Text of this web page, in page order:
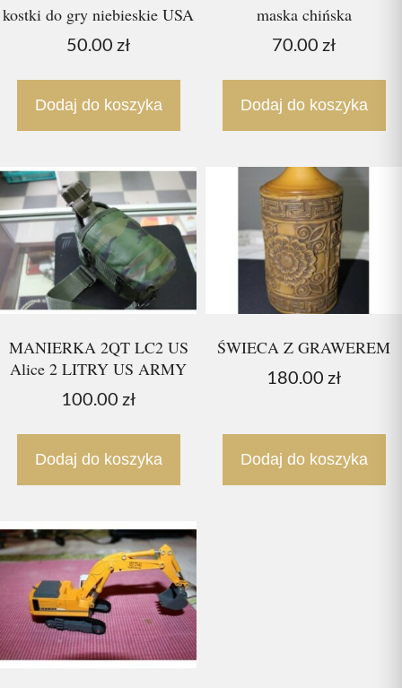
kostki do gry niebieskie USA
50.00 zł
Dodaj do koszyka
maska chińska
70.00 zł
Dodaj do koszyka
MANIERKA 2QT LC2 US
Alice 2 LITRY US ARMY
100.00 zł
Dodaj do koszyka
ŚWIECA Z GRAWEREM
180.00 zł
Dodaj do koszyka